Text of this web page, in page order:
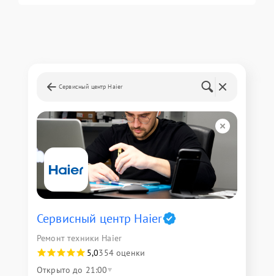
Сервисный центр Haier
Сервисный центр Haier
Ремонт техники Haier
5,0354 оценки
Открыто до 21:00